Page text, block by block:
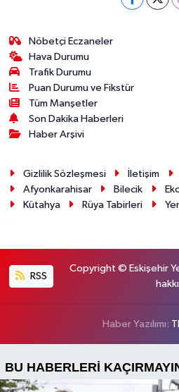
Nöbetçi Eczaneler
Hava Durumu
Trafik Durumu
Puan Durumu ve Fikstür
Tüm Manşetler
Son Dakika Haberleri
Haber Arşivi
Gizlilik Sözleşmesi İletişim
Afyonkarahisar
Bilecik
Kütahya
Rüya Tabirleri
RSS
Copyright © Eskişehir
Haber Yazılımı: